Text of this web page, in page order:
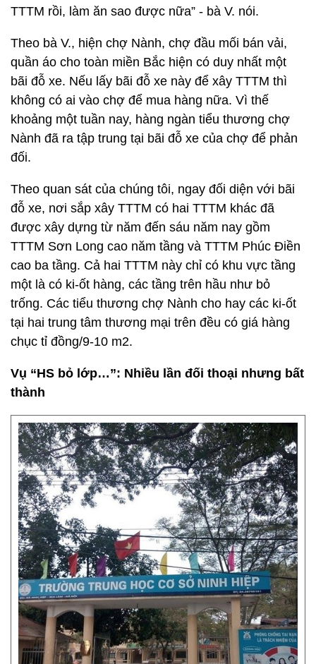
TTTM rồi, làm ăn sao được nữa” - bà V. nói.
Theo bà V., hiện chợ Nành, chợ đầu mối bán vải,
quần áo cho toàn miền Bắc hiện có duy nhất một
bãi đỗ xe. Nếu lấy bãi đỗ xe này để xây TTTM thì
không có ai vào chợ để mua hàng nữa. Vì thế
khoảng một tuần nay, hàng ngàn tiểu thương chợ
Nành đã ra tập trung tại bãi đỗ xe của chợ để phản
đối.
Theo quan sát của chúng tôi, ngay đối diện với bãi
đỗ xe, nơi sắp xây TTTM có hai TTTM khác đã
được xây dựng từ năm đến sáu năm nay gồm
TTTM Sơn Long cao năm tầng và TTTM Phúc Điền
cao ba tầng. Cả hai TTTM này chỉ có khu vực tầng
một là có ki-ốt hàng, các tầng trên hầu như bỏ
trống. Các tiểu thương chợ Nành cho hay các ki-ốt
tại hai trung tâm thương mại trên đều có giá hàng
chục tỉ đồng/9-10 m2.
Vụ “HS bỏ lớp…”: Nhiều lần đối thoại nhưng bất
thành